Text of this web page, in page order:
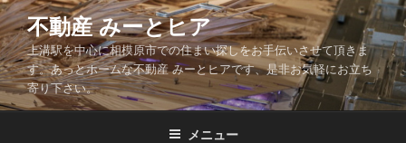
コ
ン
テ
ン
ツ
不動産 みーとヒア
上溝駅を中心に相模原市での住まい探しをお手伝いさせて頂きま
す。あっとホームな不動産 みーとヒアです、是非お気軽にお立ち
寄り下さい。
メニュー